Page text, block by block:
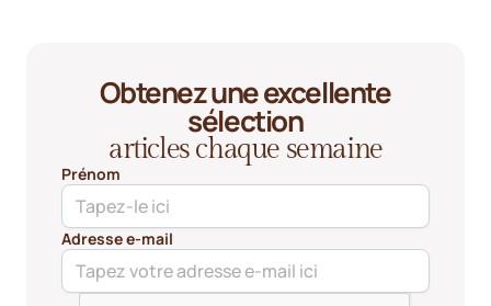
Obtenez une excellente
sélection
articles chaque semaine
Prénom
Adresse e-mail